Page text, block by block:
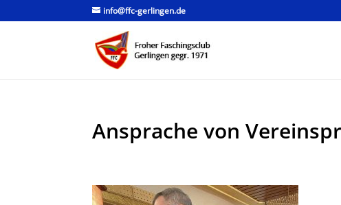
info@ffc-gerlingen.de
Ansprache von